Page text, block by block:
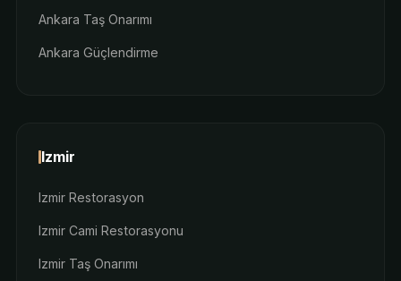
Ankara Taş Onarımı
Ankara Güçlendirme
Izmir
Izmir Restorasyon
Izmir Cami Restorasyonu
Izmir Taş Onarımı